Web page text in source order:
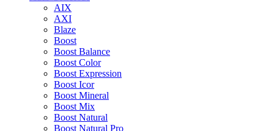
AIX
AXI
Blaze
Boost
Boost Balance
Boost Color
Boost Expression
Boost Icor
Boost Mineral
Boost Mix
Boost Natural
Boost Natural Pro